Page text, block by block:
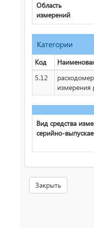
Область
измерений
Категории
Код
5.12
измерения
Вид средства
серийно-
Закрыть